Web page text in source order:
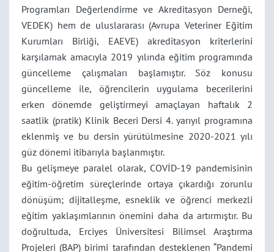
Programları Değerlendirme ve Akreditasyon Derneği,
VEDEK) hem de uluslararası (Avrupa Veteriner Eğitim
Kurumları Birliği, EAEVE) akreditasyon kriterlerini
karşılamak amacıyla 2019 yılında eğitim programında
güncelleme çalışmaları başlamıştır. Söz konusu
güncelleme ile, öğrencilerin uygulama becerilerini
erken dönemde geliştirmeyi amaçlayan haftalık 2
saatlik (pratik) Klinik Beceri Dersi 4. yarıyıl programına
eklenmiş ve bu dersin yürütülmesine 2020-2021 yılı
güz dönemi itibarıyla başlanmıştır.
Bu gelişmeye paralel olarak, COVİD-19 pandemisinin
eğitim-öğretim süreçlerinde ortaya çıkardığı zorunlu
dönüşüm; dijitalleşme, esneklik ve öğrenci merkezli
eğitim yaklaşımlarının önemini daha da artırmıştır. Bu
doğrultuda, Erciyes Üniversitesi Bilimsel Araştırma
Projeleri (BAP) birimi tarafından desteklenen “Pandemi